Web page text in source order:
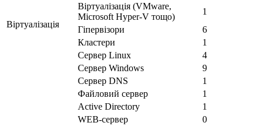
Віртуалізація
Віртуалізація (VMware,
Microsoft Hyper-V тощо)
1
Гіпервізори
6
Кластери
1
Сервер Linux
4
Сервер Windows
9
Сервер DNS
1
Файловий сервер
1
Active Directory
1
WEB-сервер
0